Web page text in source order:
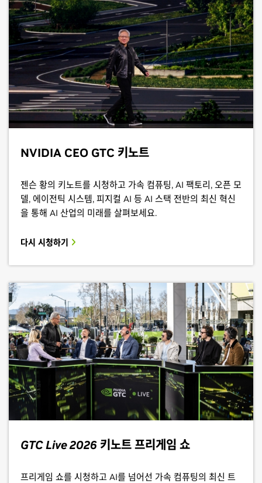
NVIDIA CEO GTC 키노트
젠슨 황의 키노트를 시청하고 가속 컴퓨팅, AI 팩토리, 오픈 모
델, 에이전틱 시스템, 피지컬 AI 등 AI 스택 전반의 최신 혁신
을 통해 AI 산업의 미래를 살펴보세요.
다시 시청하기
GTC Live 2026 키노트 프리게임 쇼
프리게임 쇼를 시청하고 AI를 넘어선 가속 컴퓨팅의 최신 트